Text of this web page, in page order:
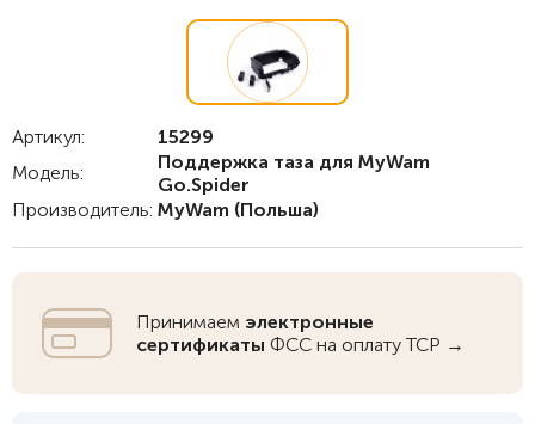
Артикул:
15299
Модель:
Поддержка таза для MyWam
Go.Spider
Производитель: MyWam (Польша)
Принимаем электронные
сертификаты ФСС на оплату ТСР →